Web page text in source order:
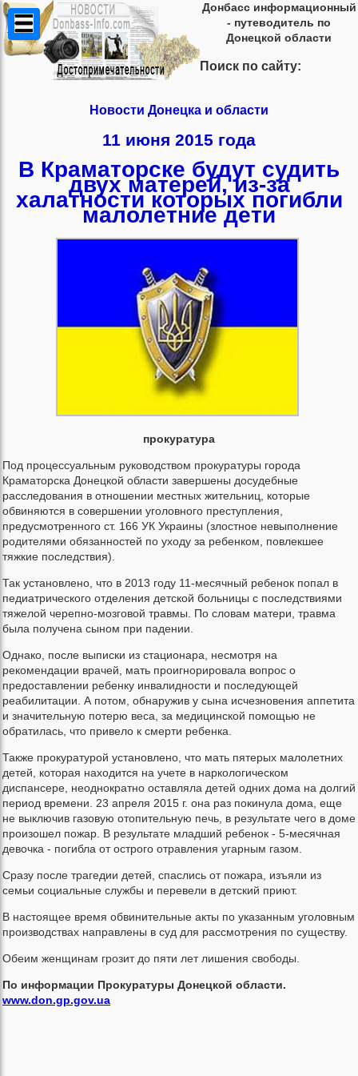
Донбасс информационный
- путеводитель по
Донецкой области
Поиск по сайту:
Новости Донецка и области
11 июня 2015 года
В Краматорске будут судить
двух матерей, из-за
халатности которых погибли
малолетние дети
прокуратура
Под процессуальным руководством прокуратуры города
Краматорска Донецкой области завершены досудебные
расследования в отношении местных жительниц, которые
обвиняются в совершении уголовного преступления,
предусмотренного ст. 166 УК Украины (злостное невыполнение
родителями обязанностей по уходу за ребенком, повлекшее
тяжкие последствия).
Так установлено, что в 2013 году 11-месячный ребенок попал в
педиатрического отделения детской больницы с последствиями
тяжелой черепно-мозговой травмы. По словам матери, травма
была получена сыном при падении.
Однако, после выписки из стационара, несмотря на
рекомендации врачей, мать проигнорировала вопрос о
предоставлении ребенку инвалидности и последующей
реабилитации. А потом, обнаружив у сына исчезновения аппетита
и значительную потерю веса, за медицинской помощью не
обратилась, что привело к смерти ребенка.
Также прокуратурой установлено, что мать пятерых малолетних
детей, которая находится на учете в наркологическом
диспансере, неоднократно оставляла детей одних дома на долгий
период времени. 23 апреля 2015 г. она раз покинула дома, еще
не выключив газовую отопительную печь, в результате чего в доме
произошел пожар. В результате младший ребенок - 5-месячная
девочка - погибла от острого отравления угарным газом.
Сразу после трагедии детей, спаслись от пожара, изъяли из
семьи социальные службы и перевели в детский приют.
В настоящее время обвинительные акты по указанным уголовным
производствах направлены в суд для рассмотрения по существу.
Обеим женщинам грозит до пяти лет лишения свободы.
По информации Прокуратуры Донецкой области.
www.don.gp.gov.ua